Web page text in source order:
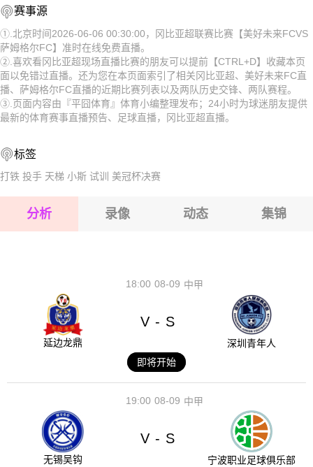
2026-08-15 【冈比亚超】 美好未来FCVS萨姆格尔FC
2026-08-15 【冈比亚超】 美好未来FCVS萨姆格尔FC
2026-08-15 【冈比亚超】 美好未来FCVS萨姆格尔FC
2026-08-15 【冈比亚超】 美好未来FCVS萨姆格尔FC
2026-08-15 【冈比亚超】 美好未来FCVS萨姆格尔FC
2026-08-15 【冈比亚超】 美好未来FCVS萨姆格尔FC
2026-08-15 【冈比亚超】 美好未来FCVS萨姆格尔FC
赛事源
①.北京时间2026-06-06 00:30:00，冈比亚超联赛比赛【美好未来FCVS
萨姆格尔FC】准时在线免费直播。
②.喜欢看冈比亚超现场直播比赛的朋友可以提前【CTRL+D】收藏本页
面以免错过直播。还为您在本页面索引了相关冈比亚超、美好未来FC直
播、萨姆格尔FC直播的近期比赛列表以及两队历史交锋、两队赛程。
③.页面内容由『平囧体育』体育小编整理发布；24小时为球迷朋友提供
最新的体育赛事直播预告、足球直播，冈比亚超直播。
标签
打铁 投手 天梯 小斯 试训 美冠杯决赛
分析 录像 动态 集锦
08-09
18:00 中甲
延边龙鼎
V - S
深圳青年人
即将开始
08-09
19:00 中甲
无锡吴钩
V - S
宁波职业足球俱乐部